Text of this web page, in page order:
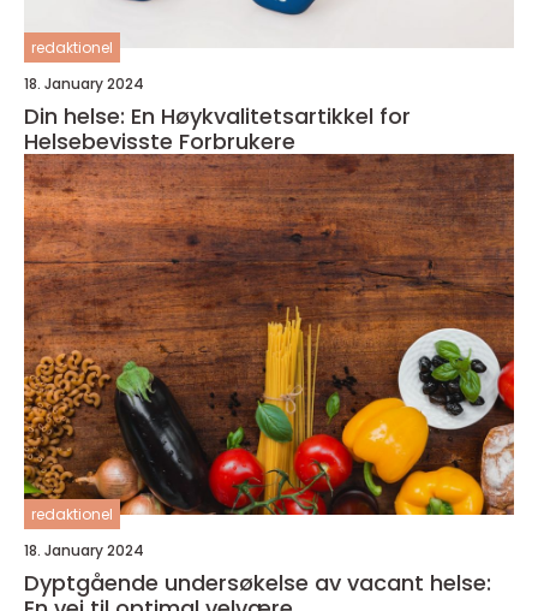
redaktionel
18. January 2024
Din helse: En Høykvalitetsartikkel for
Helsebevisste Forbrukere
redaktionel
18. January 2024
Dyptgående undersøkelse av vacant helse: